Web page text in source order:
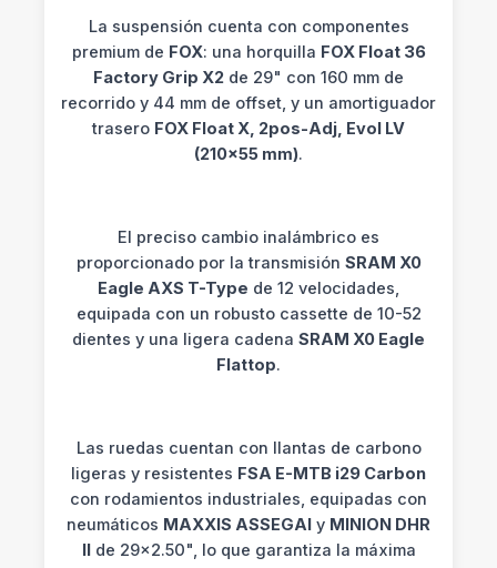
La suspensión cuenta con componentes
premium de FOX: una horquilla FOX Float 36
Factory Grip X2 de 29" con 160 mm de
recorrido y 44 mm de offset, y un amortiguador
trasero FOX Float X, 2pos-Adj, Evol LV
(210x55 mm).
El preciso cambio inalámbrico es
proporcionado por la transmisión SRAM X0
Eagle AXS T-Type de 12 velocidades,
equipada con un robusto cassette de 10-52
dientes y una ligera cadena SRAM X0 Eagle
Flattop.
Las ruedas cuentan con llantas de carbono
ligeras y resistentes FSA E-MTB i29 Carbon
con rodamientos industriales, equipadas con
neumáticos MAXXIS ASSEGAI y MINION DHR
IIde 29x2.50", lo que garantiza la máxima